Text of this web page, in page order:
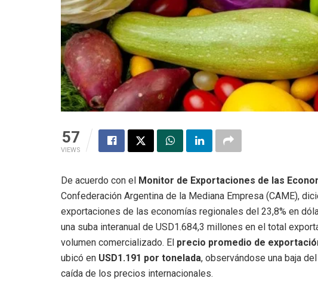
57
VIEWS
De acuerdo con el Monitor de Exportaciones de las
Confederación Argentina de la Mediana Empresa (CAME),
exportaciones de las economías regionales del 23,8% en
una suba interanual de USD1.684,3 millones en el total
volumen comercializado. El precio promedio de
ubicó en USD1.191 por tonelada, observándose una baja
caída de los precios internacionales.